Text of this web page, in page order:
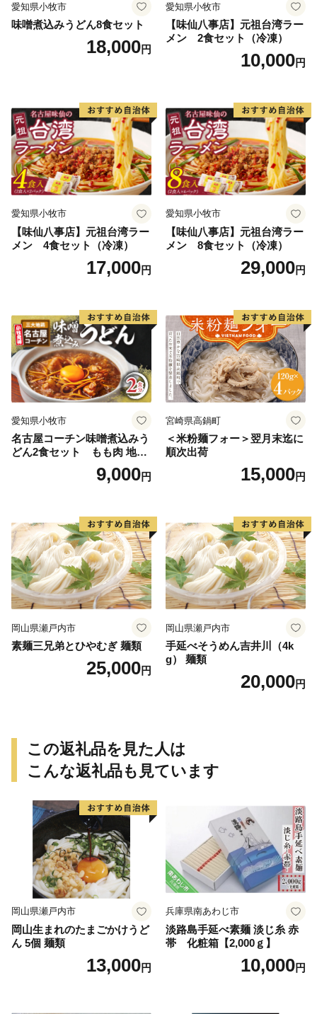
愛知県小牧市
味噌煮込みうどん8食セット
18,000円
愛知県小牧市
【味仙八事店】元祖台湾ラー
メン 2食セット（冷凍）
10,000円
愛知県小牧市
【味仙八事店】元祖台湾ラー
メン 4食セット（冷凍）
17,000円
愛知県小牧市
【味仙八事店】元祖台湾ラー
メン 8食セット（冷凍）
29,000円
愛知県小牧市
名古屋コーチン味噌煮込みう
どん2食セット もも肉 地鶏
9,000円
宮崎県高鍋町
＜米粉麺フォー＞翌月末迄に
順次出荷
15,000円
岡山県瀬戸内市
素麺三兄弟とひやむぎ 麺類
25,000円
岡山県瀬戸内市
手延べそうめん吉井川（4k
g） 麺類
20,000円
この返礼品を見た人は
こんな返礼品も見ています
岡山県瀬戸内市
岡山生まれのたまごかけうど
ん 5個 麺類
13,000円
兵庫県南あわじ市
淡路島手延べ素麺 淡じ糸 赤
帯 化粧箱【2,000ｇ】
10,000円